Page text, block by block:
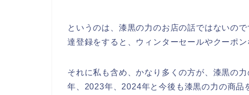
というのは、漆黒の力のお店の話ではないの
達登録をすると、ウィンターセールやクーポ
それに私も含め、かなり多くの方が、漆黒の
年、2023年、2024年と今後も漆黒の力の商品